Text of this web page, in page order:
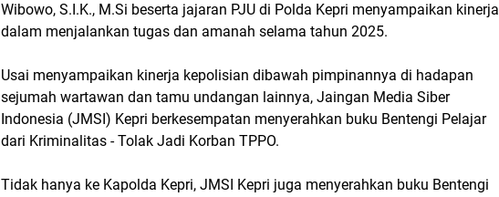
Wibowo, S.I.K., M.Si beserta jajaran PJU di Polda Kepri menyampaikan kinerja
dalam menjalankan tugas dan amanah selama tahun 2025.
Usai menyampaikan kinerja kepolisian dibawah pimpinannya di hadapan
sejumah wartawan dan tamu undangan lainnya, Jaingan Media Siber
Indonesia (JMSI) Kepri berkesempatan menyerahkan buku Bentengi Pelajar
dari Kriminalitas - Tolak Jadi Korban TPPO.
Tidak hanya ke Kapolda Kepri, JMSI Kepri juga menyerahkan buku Bentengi